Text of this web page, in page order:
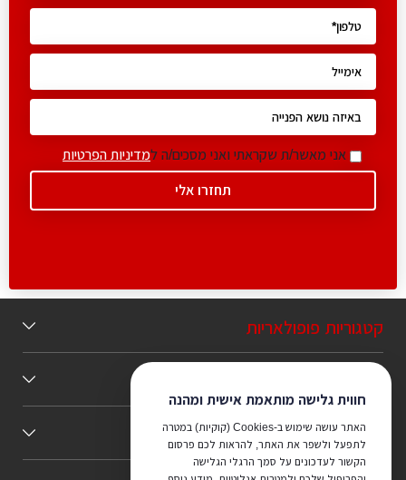
אני מאשר/ת שקראתי ואני מסכים/ה למדיניות הפרטיות
חווית גלישה מותאמת אישית ומהנה
האתר עושה שימוש ב-Cookies (קוקיות) במטרה
לתפעל ולשפר את האתר, להראות לכם פרסום
הקשור לעדכונים על סמך הרגלי הגלישה
קטגוריות פופולאריות
כללי